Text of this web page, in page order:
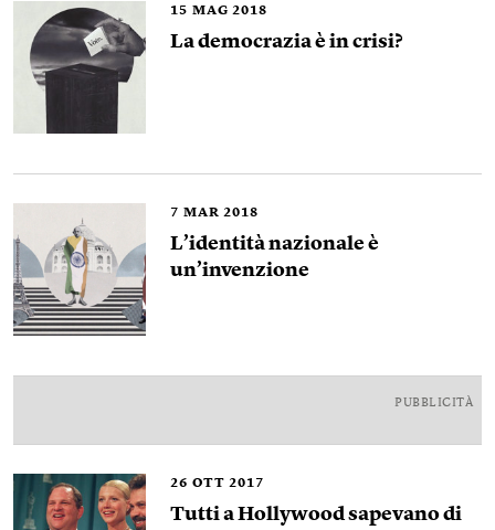
15 MAG 2018
La democrazia è in crisi?
7 MAR 2018
L’identità nazionale è
un’invenzione
PUBBLICITÀ
26 OTT 2017
Tutti a Hollywood sapevano di